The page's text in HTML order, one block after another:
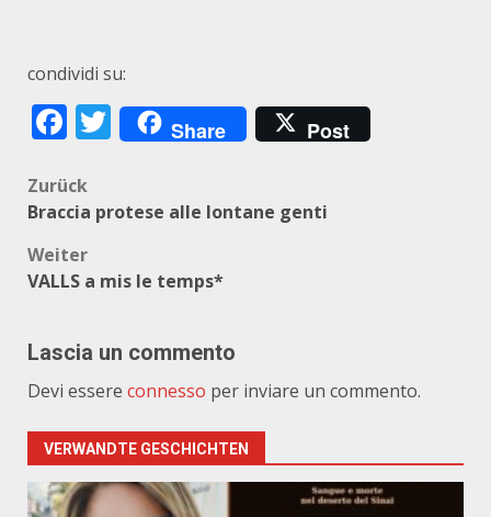
condividi su:
Facebook
Twitter
Share Post
Beitragsnavigation
Zurück
Braccia protese alle lontane genti
Weiter
VALLS a mis le temps*
Lascia un commento
Devi essere connesso per inviare un commento.
VERWANDTE GESCHICHTEN